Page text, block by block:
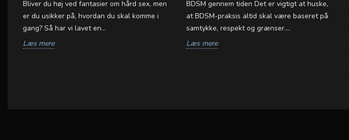
Bliver du høj ved fantasier om hård sex, men
er du usikker på, hvordan du skal komme i
gang? Så har vi lavet en...
Læs mere
BDSM gennem tiden Det er vigtigt at huske,
at BDSM-praksis altid skal være baseret på
samtykke, respekt og grænser....
Læs mere